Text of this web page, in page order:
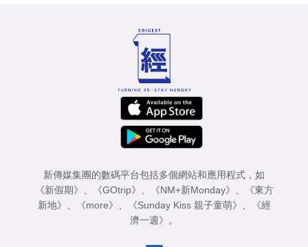
新傳媒集團的數碼平台包括多個網站和應用程式，如
《新假期》
《GOtrip》 《NM+新Monday》
《東方
新地》
《more》 《Sunday Kiss 親子童萌》
《經
濟一週》
。